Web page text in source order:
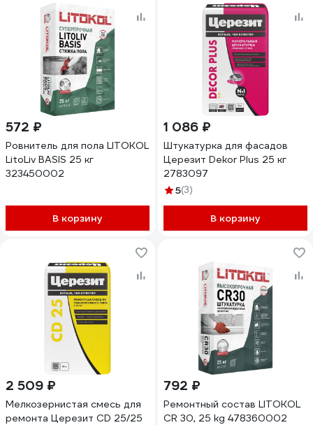
572 ₽
Ровнитель для пола LITOKOL
LitoLiv BASIS 25 кг
323450002
В корзину
1 086 ₽
Штукатурка для фасадов
Церезит Dekor Plus 25 кг
2783097
5(3)
В корзину
2 509 ₽
Мелкозернистая смесь для
ремонта Церезит CD 25/25
792 ₽
Ремонтный состав LITOKOL
CR 30, 25 kg 478360002